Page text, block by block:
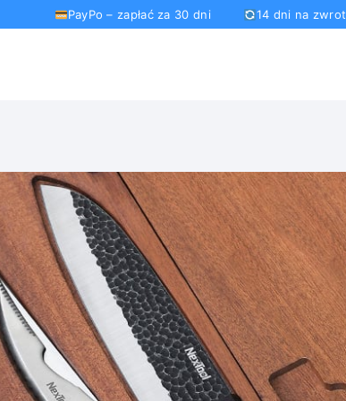
PayPo – zapłać za 30 dni 14 dni na zwrot